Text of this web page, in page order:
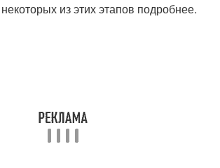
из этих этапов подробнее.